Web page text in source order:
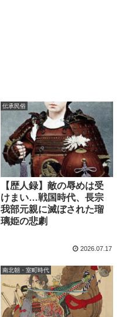
伝承民俗
【歴人録】敵の辱めは受
けまい…戦国時代、長宗
我部元親に滅ぼされた瑠
璃姫の悲劇
2026.07.17
南北朝・室町時代